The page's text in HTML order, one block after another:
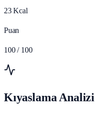
23 Kcal
Puan
100 / 100
Kıyaslama Analizi